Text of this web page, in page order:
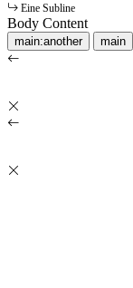
Eine Subline
Body Content
main:another main